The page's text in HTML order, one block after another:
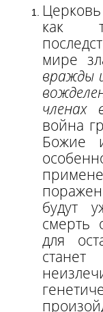
как
мире
вражды
членах
война
Божие
будут
смерть
для